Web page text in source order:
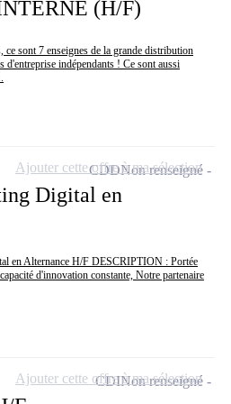
(H/F)
sont 7 enseignes de la grande distribution
d'entreprise indépendants ! Ce sont aussi
Digital en
en Alternance H/F DESCRIPTION : Portée
d'innovation constante, Notre partenaire
CDDNon renseigné
Ajouter cette offre à ma sélection
CDINon renseigné
Ajouter cette offre à ma sélection